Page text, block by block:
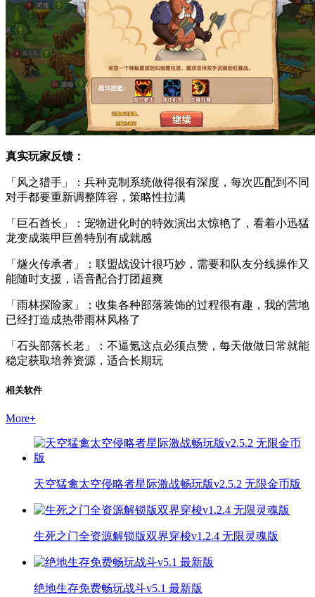
真实玩家反馈：
「风之猎手」：兵种克制系统做得很有深度，每次匹配到不同
对手都要重新调整阵容，策略性拉满
「巨石酋长」：宠物进化时的特效演出太惊艳了，看着小迅猛
龙变成装甲巨兽特别有成就感
「燧火传承者」：联盟战设计很巧妙，需要和队友分线操作又
能随时支援，语音配合打团超爽
「雨林探险家」：收集各种部落装饰的过程很有趣，我的营地
已经打造成热带雨林风格了
「石头部落长老」：不逼氪这点必须点赞，每天做做日常就能
稳定获取培养资源，适合长期玩
相关软件
More+
天空猛禽太空侵略者星际激战畅玩版v2.5.2 无限金币版
生死之门全资源解锁版双界穿梭v1.2.4 无限灵魂版
绝地生存免费畅玩战斗v5.1 最新版